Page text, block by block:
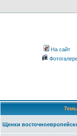
На сайт
Щенки